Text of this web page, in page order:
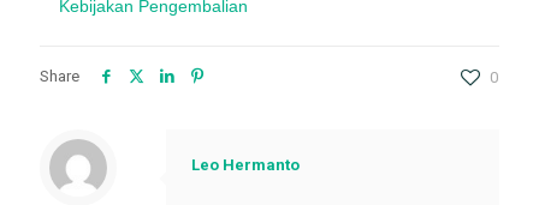
Kebijakan Pengembalian
Share 0
Leo Hermanto